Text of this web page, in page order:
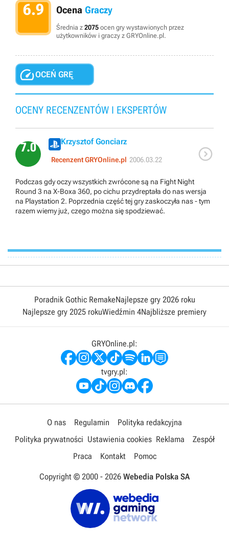
6.9 Ocena Graczy
Średnia z 2075 ocen gry wystawionych przez
użytkowników i graczy z GRYOnline.pl.
OCEŃ GRĘ
OCENY RECENZENTÓW I EKSPERTÓW
7.0 Krzysztof Gonciarz
Recenzent GRYOnline.pl 2006.03.22 
Podczas gdy oczy wszystkich zwrócone są na Fight Night
Round 3 na X-Boxa 360, po cichu przydreptała do nas wersja
na Playstation 2. Poprzednia część tej gry zaskoczyła nas - tym
razem wiemy już, czego można się spodziewać.
Poradnik Gothic RemakeNajlepsze gry 2026 roku
Najlepsze gry 2025 rokuWiedźmin 4Najbliższe premiery
GRYOnline.pl:
tvgry.pl:
O nas Regulamin
Polityka redakcyjna
Polityka prywatności Ustawienia cookies Reklama
Zespół
Praca
Kontakt Pomoc
Copyright © 2000 - 2026 Webedia Polska SA